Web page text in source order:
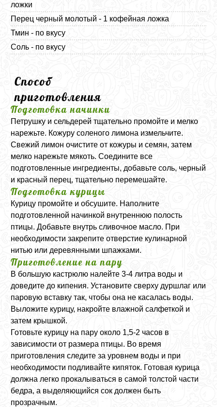
ложки
Перец черный молотый - 1 кофейная ложка
Тмин - по вкусу
Соль - по вкусу
Способ
приготовления
Подготовка начинки
Петрушку и сельдерей тщательно промойте и мелко
нарежьте. Кожуру соленого лимона измельчите.
Свежий лимон очистите от кожуры и семян, затем
мелко нарежьте мякоть. Соедините все
подготовленные ингредиенты, добавьте соль, черный
и красный перец, тщательно перемешайте.
Подготовка курицы
Курицу промойте и обсушите. Наполните
подготовленной начинкой внутреннюю полость
птицы. Добавьте внутрь сливочное масло. При
необходимости закрепите отверстие кулинарной
нитью или деревянными шпажками.
Приготовление на пару
В большую кастрюлю налейте 3-4 литра воды и
доведите до кипения. Установите сверху дуршлаг или
паровую вставку так, чтобы она не касалась воды.
Выложите курицу, накройте влажной салфеткой и
затем крышкой.
Готовьте курицу на пару около 1,5-2 часов в
зависимости от размера птицы. Во время
приготовления следите за уровнем воды и при
необходимости подливайте кипяток. Готовая курица
должна легко прокалываться в самой толстой части
бедра, а выделяющийся сок должен быть
прозрачным.